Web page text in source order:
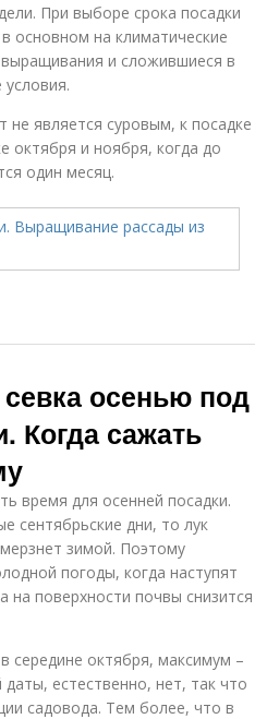
При выборе срока посадки
основном на климатические
выращивания и сложившиеся в
не является суровым, к посадке
октября и ноября, когда до
один месяц.
осенью под
Когда сажать
время для осенней посадки.
сентябрьские дни, то лук
зимой. Поэтому
погоды, когда наступят
на поверхности почвы снизится
середине октября, максимум –
естественно, нет, так что
садовода. Тем более, что в